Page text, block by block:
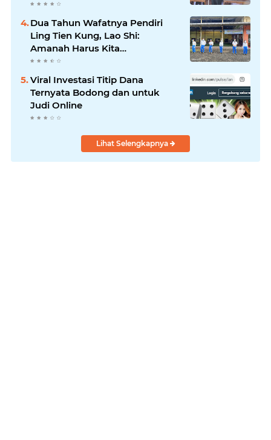
Dua Tahun Wafatnya Pendiri
Ling Tien Kung, Lao Shi:
Amanah Harus Kita
Laksanakan!
Viral Investasi Titip Dana
Ternyata Bodong dan untuk
Judi Online
Lihat Selengkapnya